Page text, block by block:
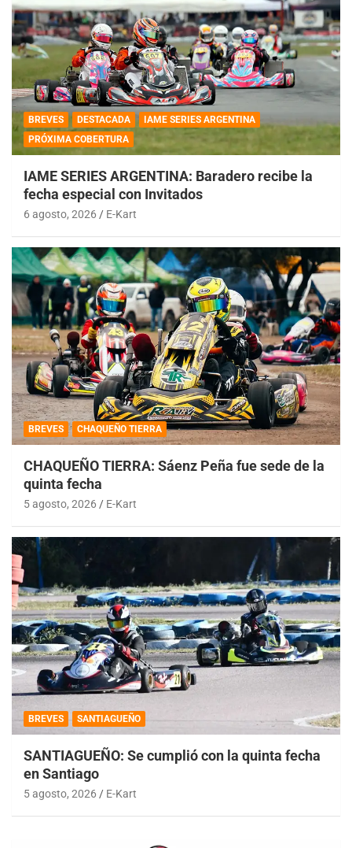
BREVES DESTACADA
IAME SERIES ARGENTINA
PRÓXIMA COBERTURA
IAME SERIES ARGENTINA: Baradero recibe la
fecha especial con Invitados
6 agosto, 2026 E-Kart
BREVES CHAQUEÑO TIERRA
CHAQUEÑO TIERRA: Sáenz Peña fue sede de la
quinta fecha
5 agosto, 2026 E-Kart
BREVES SANTIAGUEÑO
SANTIAGUEÑO: Se cumplió con la quinta fecha
en Santiago
5 agosto, 2026 E-Kart